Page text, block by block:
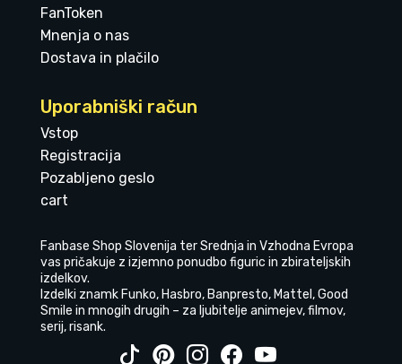
FanToken
Mnenja o nas
Dostava in plačilo
Uporabniški račun
Vstop
Registracija
Pozabljeno geslo
cart
Fanbase Shop Slovenija ter Srednja in Vzhodna Evropa
vas pričakuje z izjemno ponudbo figuric in zbirateljskih
izdelkov.
Izdelki znamk Funko, Hasbro, Banpresto, Mattel, Good
Smile in mnogih drugih – za ljubitelje animejev, filmov,
serij, risank.